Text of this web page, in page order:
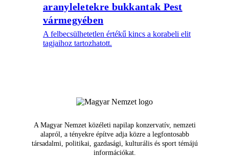
aranyleletekre bukkantak Pest
vármegyében
A felbecsülhetetlen értékű kincs a korabeli elit
tagjaihoz tartozhatott.
A Magyar Nemzet közéleti napilap konzervatív, nemzeti
alapról, a tényekre építve adja közre a legfontosabb
társadalmi, politikai, gazdasági, kulturális és sport témájú
információkat.